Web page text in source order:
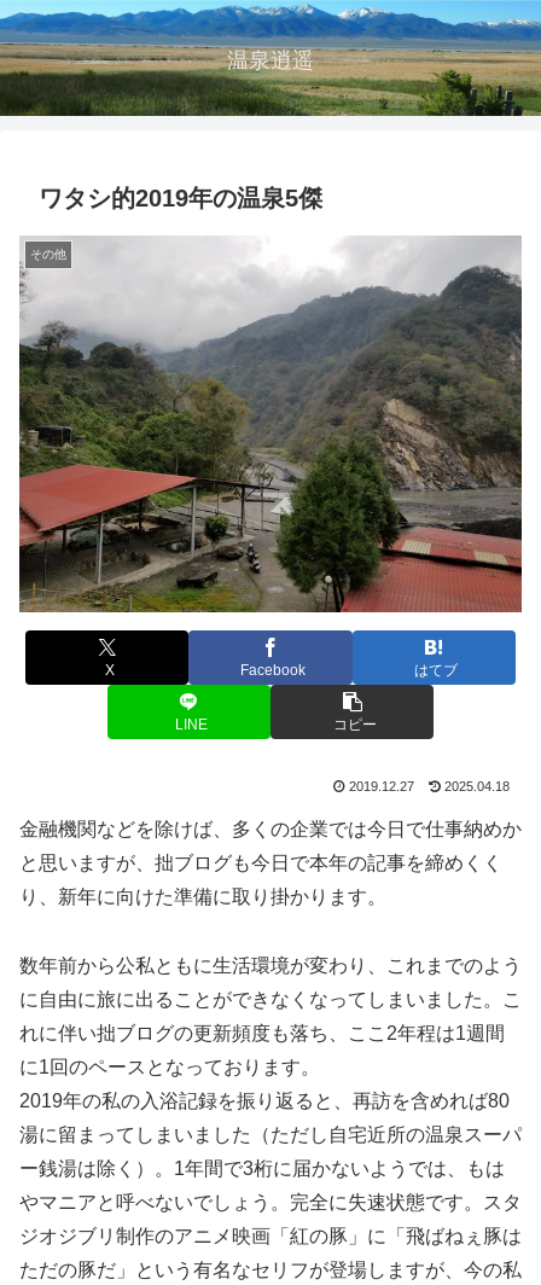
温泉逍遥
ワタシ的2019年の温泉5傑
その他
X Facebook はてブ
LINE コピー
2019.12.27 2025.04.18
金融機関などを除けば、多くの企業では今日で仕事納めか
と思いますが、拙ブログも今日で本年の記事を締めくく
り、新年に向けた準備に取り掛かります。
数年前から公私ともに生活環境が変わり、これまでのよう
に自由に旅に出ることができなくなってしまいました。こ
れに伴い拙ブログの更新頻度も落ち、ここ2年程は1週間
に1回のペースとなっております。
2019年の私の入浴記録を振り返ると、再訪を含めれば80
湯に留まってしまいました（ただし自宅近所の温泉スーパ
ー銭湯は除く）。1年間で3桁に届かないようでは、もは
やマニアと呼べないでしょう。完全に失速状態です。スタ
ジオジブリ制作のアニメ映画「紅の豚」に「飛ばねぇ豚は
ただの豚だ」という有名なセリフが登場しますが、今の私